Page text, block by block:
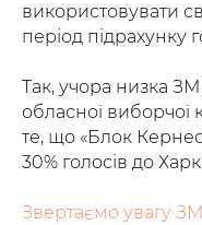
використовувати
період підрахунку
Так, учора низка
обласної виборчої
те, що «Блок
30% голосів до
Звертаємо увагу